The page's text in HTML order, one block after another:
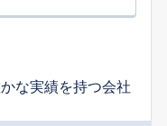
な実績を持つ会社